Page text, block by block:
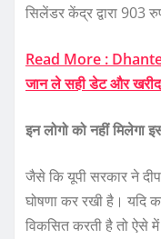
सिलेंडर केंद्र द्वारा 903
Read More :
जान ले सही डेट और
इन लोगो को नहीं मिलेगा
जैसे कि यूपी सरकार ने
घोषणा कर रखी है। यदि
विकसित करती है तो ऐसे